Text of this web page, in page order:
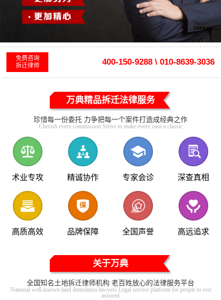
免费咨询
拆迁律师
400-150-9288 \ 010-8639-3036
万典精品拆迁法律服务
珍惜每一份委托 力争把每一个案件打造成经典之作
Cherish every commission Strive to make every case a classic
术业专攻 精诚协作 专家会诊 深查真相
高质高效 品牌保障 全国声誉 高远追求
关于万典
全国知名土地拆迁律师机构 老百姓放心的法律服务平台
National well-known land demolition lawyers Legal service platform for people to rest
assured